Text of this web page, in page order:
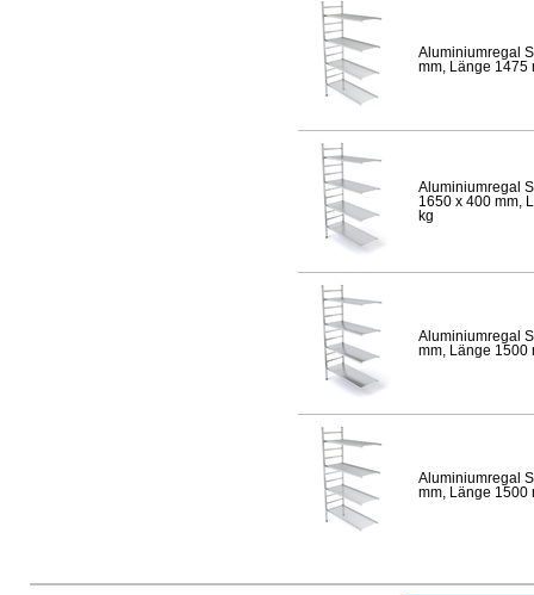
Aluminiumregal
mm, Länge 1475
Aluminiumregal
1650 x 400 mm,
kg
Aluminiumregal
mm, Länge 1500
Aluminiumregal
mm, Länge 1500